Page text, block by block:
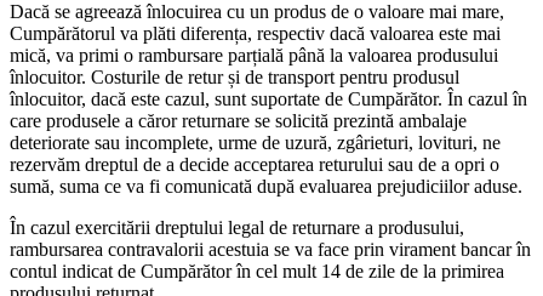
Dacă se agreează înlocuirea cu un produs de o valoare mai mare,
Cumpărătorul va plăti diferența, respectiv dacă valoarea este mai
mică, va primi o rambursare parțială până la valoarea produsului
înlocuitor. Costurile de retur și de transport pentru produsul
înlocuitor, dacă este cazul, sunt suportate de Cumpărător. În cazul în
care produsele a căror returnare se solicită prezintă ambalaje
deteriorate sau incomplete, urme de uzură, zgârieturi, lovituri, ne
rezervăm dreptul de a decide acceptarea returului sau de a opri o
sumă, suma ce va fi comunicată după evaluarea prejudiciilor aduse.
În cazul exercitării dreptului legal de returnare a produsului,
rambursarea contravalorii acestuia se va face prin virament bancar în
contul indicat de Cumpărător în cel mult 14 de zile de la primirea